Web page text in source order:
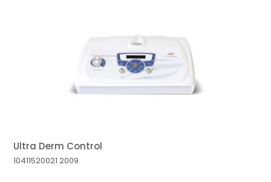
Ultra Derm Control
10411520021 2009